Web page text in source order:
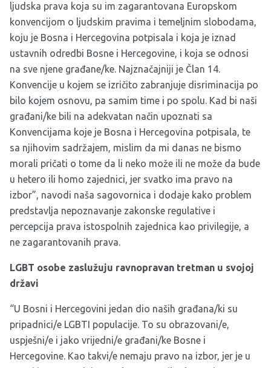
ljudska prava koja su im zagarantovana Europskom
konvencijom o ljudskim pravima i temeljnim slobodama,
koju je Bosna i Hercegovina potpisala i koja je iznad
ustavnih odredbi Bosne i Hercegovine, i koja se odnosi
na sve njene građane/ke. Najznačajniji je Član 14.
Konvencije u kojem se izričito zabranjuje disriminacija po
bilo kojem osnovu, pa samim time i po spolu. Kad bi naši
građani/ke bili na adekvatan način upoznati sa
Konvencijama koje je Bosna i Hercegovina potpisala, te
sa njihovim sadržajem, mislim da mi danas ne bismo
morali pričati o tome da li neko može ili ne može da bude
u hetero ili homo zajednici, jer svatko ima pravo na
izbor”, navodi naša sagovornica i dodaje kako problem
predstavlja nepoznavanje zakonske regulative i
percepcija prava istospolnih zajednica kao privilegije, a
ne zagarantovanih prava.
LGBT osobe zaslužuju ravnopravan tretman u svojoj
državi
“U Bosni i Hercegovini jedan dio naših građana/ki su
pripadnici/e LGBTI populacije. To su obrazovani/e,
uspješni/e i jako vrijedni/e građani/ke Bosne i
Hercegovine. Kao takvi/e nemaju pravo na izbor, jer je u